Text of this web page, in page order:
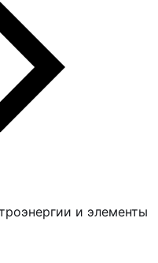
и элементы